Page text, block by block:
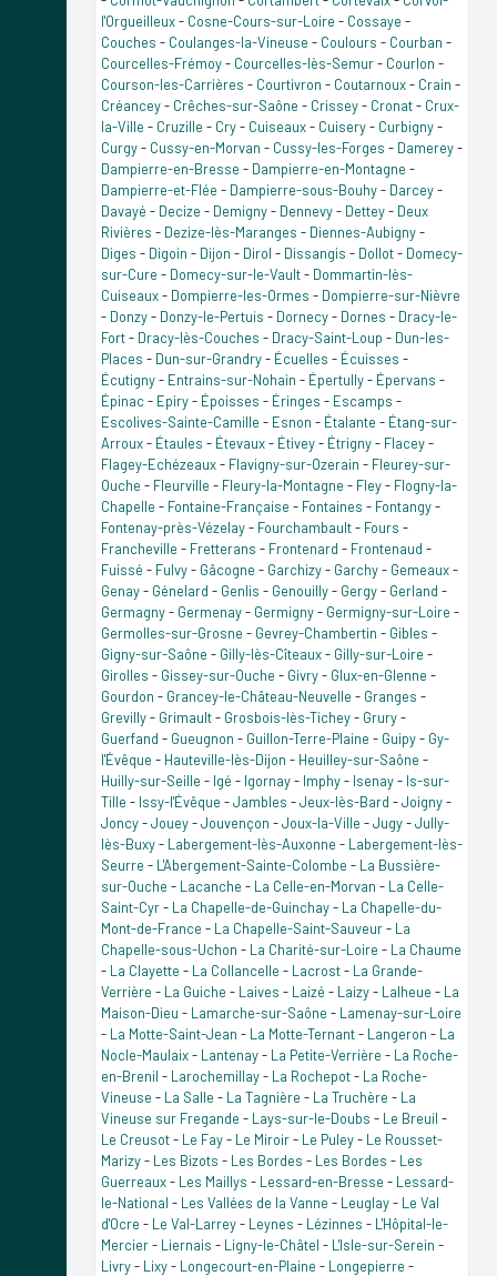
l'Orgueilleux- Cosne-Cours-sur-Loire - Cossaye -
Couches - Coulanges-la-Vineuse - Coulours - Courban -
Courcelles-Frémoy- Courcelles-lès-Semur- Courlon -
Courson-les-Carrières - Courtivron - Coutarnoux- Crain -
Créancey- Crêches-sur-Saône - Crissey- Cronat- Crux-
la-Ville - Cruzille - Cry- Cuiseaux- Cuisery- Curbigny-
Curgy- Cussy-en-Morvan - Cussy-les-Forges - Damerey-
Dampierre-en-Bresse - Dampierre-en-Montagne -
Dampierre-et-Flée - Dampierre-sous-Bouhy- Darcey-
Davayé - Decize - Demigny- Dennevy- Dettey- Deux
Rivières - Dezize-lès-Maranges - Diennes-Aubigny-
Diges - Digoin - Dijon - Dirol - Dissangis - Dollot- Domecy-
sur-Cure - Domecy-sur-le-Vault- Dommartin-lès-
Cuiseaux- Dompierre-les-Ormes - Dompierre-sur-Nièvre
- Donzy- Donzy-le-Pertuis - Dornecy- Dornes - Dracy-le-
Fort- Dracy-lès-Couches - Dracy-Saint-Loup - Dun-les-
Places - Dun-sur-Grandry- Écuelles - Écuisses -
Écutigny- Entrains-sur-Nohain - Épertully- Épervans -
Épinac - Epiry- Époisses - Éringes - Escamps -
Escolives-Sainte-Camille - Esnon - Étalante - Étang-sur-
Arroux- Étaules - Étevaux- Étivey- Étrigny- Flacey-
Flagey-Echézeaux- Flavigny-sur-Ozerain - Fleurey-sur-
Ouche - Fleurville - Fleury-la-Montagne - Fley- Flogny-la-
Chapelle - Fontaine-Française - Fontaines - Fontangy-
Fontenay-près-Vézelay- Fourchambault- Fours -
Francheville - Fretterans - Frontenard - Frontenaud -
Fuissé - Fulvy- Gâcogne - Garchizy- Garchy- Gemeaux-
Genay- Génelard - Genlis - Genouilly- Gergy- Gerland -
Germagny- Germenay- Germigny- Germigny-sur-Loire -
Germolles-sur-Grosne - Gevrey-Chambertin - Gibles -
Gigny-sur-Saône - Gilly-lès-Cîteaux- Gilly-sur-Loire -
Girolles - Gissey-sur-Ouche - Givry- Glux-en-Glenne -
Gourdon - Grancey-le-Château-Neuvelle - Granges -
Grevilly- Grimault- Grosbois-lès-Tichey- Grury-
Guerfand - Gueugnon - Guillon-Terre-Plaine - Guipy- Gy-
l'Évêque - Hauteville-lès-Dijon - Heuilley-sur-Saône -
Huilly-sur-Seille - Igé - Igornay- Imphy- Isenay- Is-sur-
Tille - Issy-l'Évêque -Jambles -Jeux-lès-Bard -Joigny-
Joncy-Jouey-Jouvençon -Joux-la-Ville -Jugy-Jully-
lès-Buxy- Labergement-lès-Auxonne - Labergement-lès-
Seurre - L'Abergement-Sainte-Colombe - La Bussière-
sur-Ouche - Lacanche - La Celle-en-Morvan - La Celle-
Saint-Cyr- La Chapelle-de-Guinchay- La Chapelle-du-
Mont-de-France - La Chapelle-Saint-Sauveur- La
Chapelle-sous-Uchon - La Charité-sur-Loire - La Chaume
- La Clayette - La Collancelle - Lacrost- La Grande-
Verrière - La Guiche - Laives - Laizé - Laizy- Lalheue - La
Maison-Dieu - Lamarche-sur-Saône - Lamenay-sur-Loire
- La Motte-Saint-Jean - La Motte-Ternant- Langeron - La
Nocle-Maulaix- Lantenay- La Petite-Verrière - La Roche-
en-Brenil - Larochemillay- La Rochepot- La Roche-
Vineuse - La Salle - La Tagnière - La Truchère - La
Vineuse sur Fregande - Lays-sur-le-Doubs - Le Breuil -
Le Creusot- Le Fay- Le Miroir- Le Puley- Le Rousset-
Marizy- Les Bizots - Les Bordes - Les Bordes - Les
Guerreaux- Les Maillys - Lessard-en-Bresse - Lessard-
le-National - Les Vallées de la Vanne - Leuglay- Le Val
d'Ocre - Le Val-Larrey- Leynes - Lézinnes - L'Hôpital-le-
Mercier- Liernais - Ligny-le-Châtel - L'Isle-sur-Serein -
Livry- Lixy- Longecourt-en-Plaine - Longepierre -